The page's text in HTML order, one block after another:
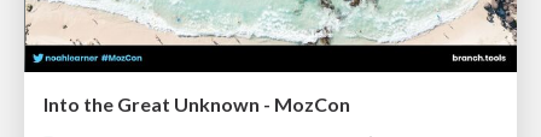
Into the Great Unknown - MozCon